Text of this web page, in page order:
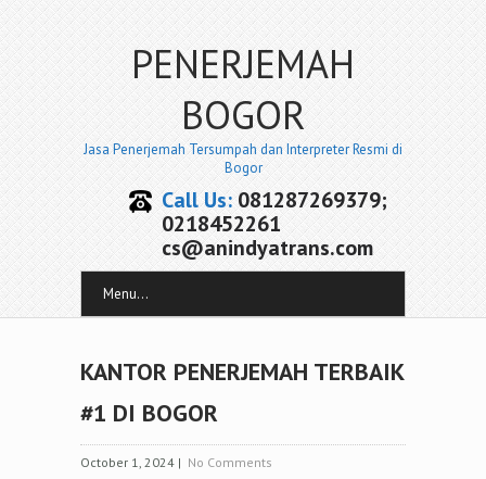
PENERJEMAH
BOGOR
Jasa Penerjemah Tersumpah dan Interpreter Resmi di
Bogor
Call Us:081287269379;
0218452261
cs@anindyatrans.com
Menu...
KANTOR PENERJEMAH TERBAIK
#1 DI BOGOR
October 1, 2024 | No Comments